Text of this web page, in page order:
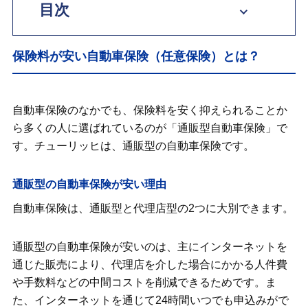
目次
保険料が安い自動車保険（任意保険）と
は？
通販型の自動車保険料はいくら？
初めて自動車保険に加入すると保険料が
高くなる理由
すぎない
自動車保険は安いだけでなく補償やサポ
ートの充実したものを選ぼう
保険料が安い自動車保険（任意保険）とは？
自動車保険のなかでも、保険料を安く抑えられることか
ら多くの人に選ばれているのが「通販型自動車保険」で
す。チューリッヒは、通販型の自動車保険です。
通販型の自動車保険が安い理由
自動車保険は、通販型と代理店型の2つに大別できます。
通販型の自動車保険が安いのは、主にインターネットを
通じた販売により、代理店を介した場合にかかる人件費
や手数料などの中間コストを削減できるためです。ま
た、インターネットを通じて24時間いつでも申込みがで